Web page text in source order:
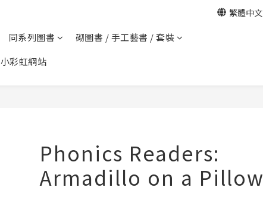
繁體中文
同系列圖書
砌圖書 / 手工藝書 / 套裝
小彩虹網站
Phonics Readers:
Armadillo on a Pillow